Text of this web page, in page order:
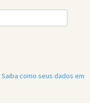
Saiba como seus dados em